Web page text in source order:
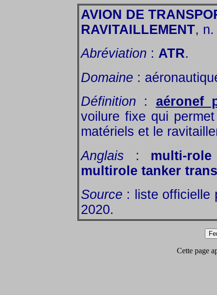
AVION DE
RAVITAILLEMENT,
Abréviation : ATR.
Domaine :
Définition : aéronef
voilure fixe qui
matériels et le
Anglais : multi-
multirole tanker
Source : liste officielle
2020.
Cette page